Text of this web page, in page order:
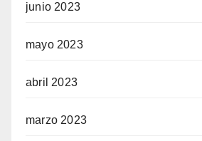
junio 2023
mayo 2023
abril 2023
marzo 2023